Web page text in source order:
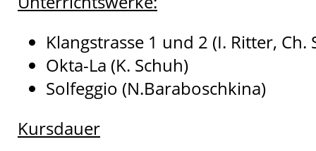
Klangstrasse 1 und 2 (I. Ritter, Ch.
Okta-La (K. Schuh)
Solfeggio (N.Baraboschkina)
Kursdauer